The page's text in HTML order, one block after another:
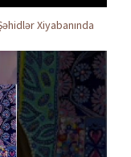
Xiyabanında